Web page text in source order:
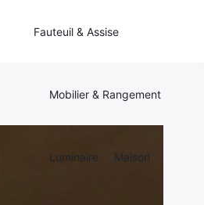
Fauteuil & Assise
Mobilier & Rangement
Luminaire Maison